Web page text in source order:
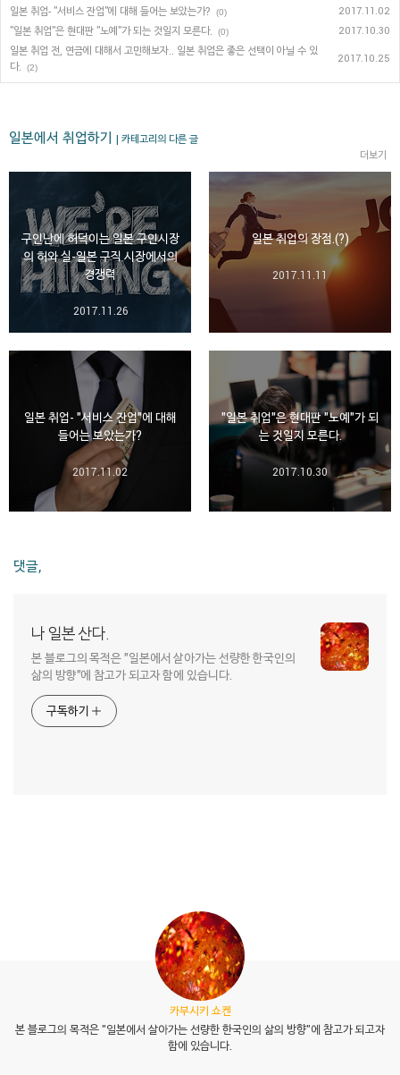
일본 취업- "서비스 잔업"에 대해 들어는 보았는가? (0) 2017.11.02
"일본 취업"은 현대판 "노예"가 되는 것일지 모른다. (0) 2017.10.30
일본 취업 전, 연금에 대해서 고민해보자.. 일본 취업은 좋은 선택이 아닐 수 있
다.
(2)
2017.10.25
일본에서 취업하기 | 카테고리의 다른 글
더보기
구인난에 허덕이는 일본 구인시장
의 허와 실-일본 구직 시장에서의
경쟁력
2017.11.26
일본 취업의 장점.(?)
2017.11.11
일본 취업- "서비스 잔업"에 대해
들어는 보았는가?
2017.11.02
"일본 취업"은 현대판 "노예"가 되
는 것일지 모른다.
2017.10.30
댓글,
나 일본 산다.
본 블로그의 목적은 "일본에서 살아가는 선량한 한국인의
삶의 방향"에 참고가 되고자 함에 있습니다.
구독하기
카부시키 쇼켄
본 블로그의 목적은 "일본에서 살아가는 선량한 한국인의 삶의 방향"에 참고가 되고자
함에 있습니다.